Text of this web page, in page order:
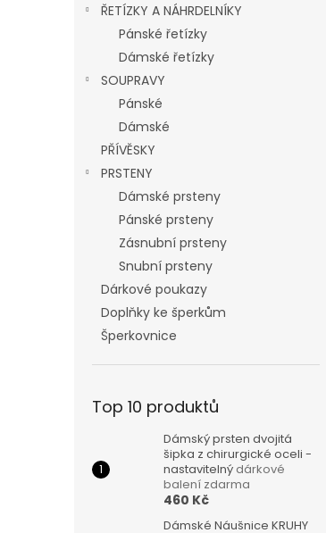
ŘETÍZKY A NÁHRDELNÍKY
Pánské řetízky
Dámské řetízky
SOUPRAVY
Pánské
Dámské
PŘÍVĚSKY
PRSTENY
Dámské prsteny
Pánské prsteny
Zásnubní prsteny
Snubní prsteny
Dárkové poukazy
Doplňky ke šperkům
Šperkovnice
Top 10 produktů
Dámský prsten dvojitá
šipka z chirurgické oceli -
nastavitelný dárkové
balení zdarma
460 Kč
Dámské Náušnice KRUHY